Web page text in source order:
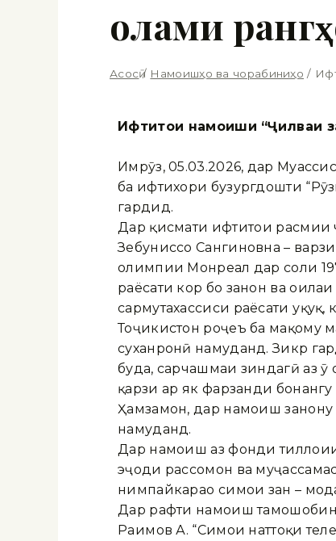
олами
Асосӣ / Намоишҳо ва чорабиниҳо /
Ифтитоҳи намоиши “Ҷилваи
Имрӯз, 05.03.2026, дар
ба ифтихори бузургдошти
гардид.
Дар қисмати ифтитоҳи
Зебуниссо Сангиновна –
олимпии Монреал дар соли
раёсати кор бо занон ва
сармутахассиси раёсати
Тоҷикистон роҷеъ ба мақому
суханронӣ намуданд. Зикр
буда, сарчашмаи зиндагӣ аз ӯ
қарзи ҳар як фарзанди бонангу
Ҳамзамон, дар намоиш занону
намуданд.
Дар намоиш аз фонди тиллоии
эҷоди рассомон ва
нимпайкараҳо симои зан –
Дар рафти намоиш
Раҳимов А. “Симои наттоқи